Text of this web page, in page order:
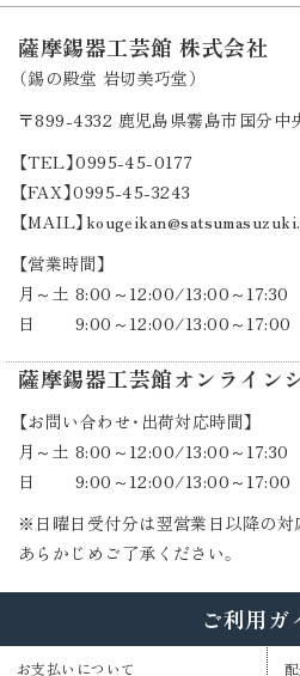
薩摩錫器工芸館 株式会社
（錫の殿堂 岩切美巧堂）
〒899-4332 鹿児島県霧島市国分中
【TEL】0995-45-0177
【FAX】0995-45-3243
【MAIL】
【営業時間】
月～土 8:00～12:00/13:00～17:30
日 9:00～12:00/13:00～17:00
薩摩錫器工芸館オンライン
【お問い合わせ・出荷対応時間】
月～土 8:00～12:00/13:00～17:30
日 9:00～12:00/13:00～17:00
※日曜日受付分は翌営業日以降の対
あらかじめご了承ください。
ご利用ガ
お支払いについて